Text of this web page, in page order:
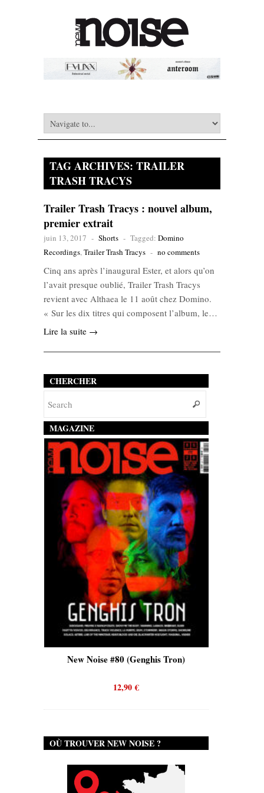
TAG ARCHIVES: TRAILER
TRASH TRACYS
Trailer Trash Tracys : nouvel album,
premier extrait
juin 13, 2017 - Shorts - Tagged: Domino
Recordings,Trailer Trash Tracys - no comments
Cinq ans après l’inaugural Ester, et alors qu’on
l’avait presque oublié, Trailer Trash Tracys
revient avec Althaea le 11 août chez Domino.
« Sur les dix titres qui composent l’album, le…
Lire la suite →
CHERCHER
MAGAZINE
New Noise #80 (Genghis Tron)
12,90€
OÙ TROUVER NEW NOISE ?